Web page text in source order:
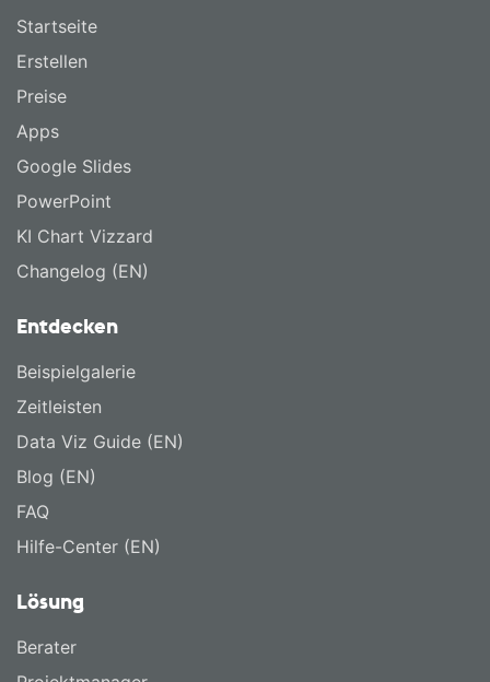
Startseite
Erstellen
Preise
Apps
Google Slides
PowerPoint
KI Chart Vizzard
Changelog (EN)
Entdecken
Beispielgalerie
Zeitleisten
Data Viz Guide (EN)
Blog (EN)
FAQ
Hilfe-Center (EN)
Lösung
Berater